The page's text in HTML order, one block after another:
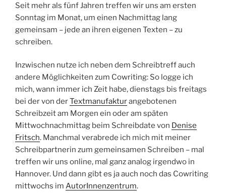
Seit mehr als fünf Jahren treffen wir uns am ersten
Sonntag im Monat, um einen Nachmittag lang
gemeinsam – jede an ihren eigenen Texten – zu
schreiben.
Inzwischen nutze ich neben dem Schreibtreff auch
andere Möglichkeiten zum Cowriting: So logge ich
mich, wann immer ich Zeit habe, dienstags bis freitags
bei der von derTextmanufakturangebotenen
Schreibzeit am Morgen ein oder am späten
Mittwochnachmittag beim Schreibdate von Denise
Fritsch. Manchmal verabrede ich mich mit meiner
Schreibpartnerin zum gemeinsamen Schreiben – mal
treffen wir uns online, mal ganz analog irgendwo in
Hannover. Und dann gibt es ja auch noch das Cowriting
mittwochs im AutorInnenzentrum.